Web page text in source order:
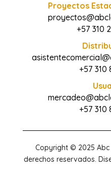
Proyectos
+57 310
+57 310
+57 310
Copyright © 2025
derechos reservados.